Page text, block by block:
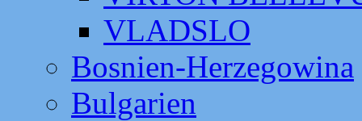
VLADSLO
Bosnien-Herzegowina
Bulgarien